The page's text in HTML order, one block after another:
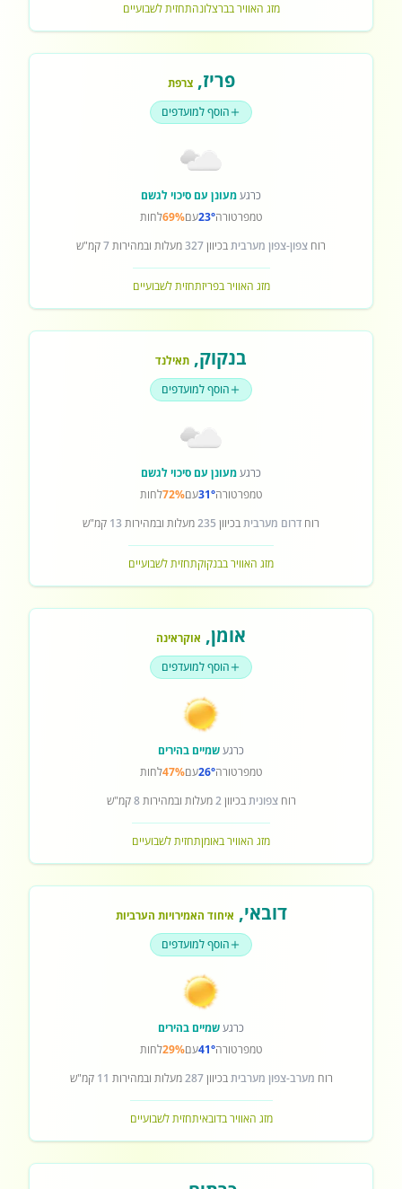
מזג האוויר בברצלונהתחזית לשבועיים
פריז,צרפת
הוסף למועדפים
כרגעמעונן עם סיכוי לגשם
טמפרטורה23°עם69%לחות
רוח צפון-צפון מערביתבכיוון327מעלות ובמהירות7קמ"ש
מזג האוויר בפריזתחזית לשבועיים
בנקוק, תאילנד
הוסף למועדפים
כרגעמעונן עם סיכוי לגשם
טמפרטורה31°עם72%לחות
רוח דרום מערביתבכיוון 235מעלות ובמהירות 13 קמ"ש
מזג האוויר בבנקוקתחזית לשבועיים
אומן, אוקראינה
הוסף למועדפים
כרגעשמיים בהירים
טמפרטורה26°עם47%לחות
רוחצפוניתבכיוון2מעלות ובמהירות8קמ"ש
מזג האוויר באומןתחזית לשבועיים
דובאי, איחוד האמירויות הערביות
הוסף למועדפים
כרגעשמיים בהירים
טמפרטורה41°עם29%לחות
רוח מערב-צפון מערביתבכיוון287מעלות ובמהירות 11 קמ"ש
מזג האוויר בדובאיתחזית לשבועיים